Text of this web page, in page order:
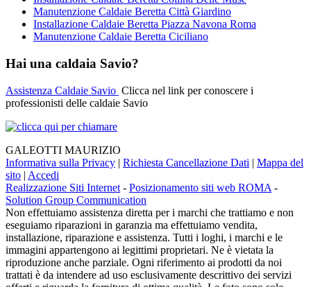
Manutenzione Caldaie Beretta Città Giardino
Installazione Caldaie Beretta Piazza Navona Roma
Manutenzione Caldaie Beretta Ciciliano
Hai una caldaia Savio?
Assistenza Caldaie Savio Clicca nel link per conoscere i
professionisti delle caldaie Savio
GALEOTTI MAURIZIO
Informativa sulla Privacy | Richiesta Cancellazione Dati | Mappa del
sito | Accedi
Realizzazione Siti Internet - Posizionamento siti web ROMA -
Solution Group Communication
Non effettuiamo assistenza diretta per i marchi che trattiamo e non
eseguiamo riparazioni in garanzia ma effettuiamo vendita,
installazione, riparazione e assistenza. Tutti i loghi, i marchi e le
immagini appartengono ai legittimi proprietari. Ne è vietata la
riproduzione anche parziale. Ogni riferimento ai prodotti da noi
trattati è da intendere ad uso esclusivamente descrittivo dei servizi